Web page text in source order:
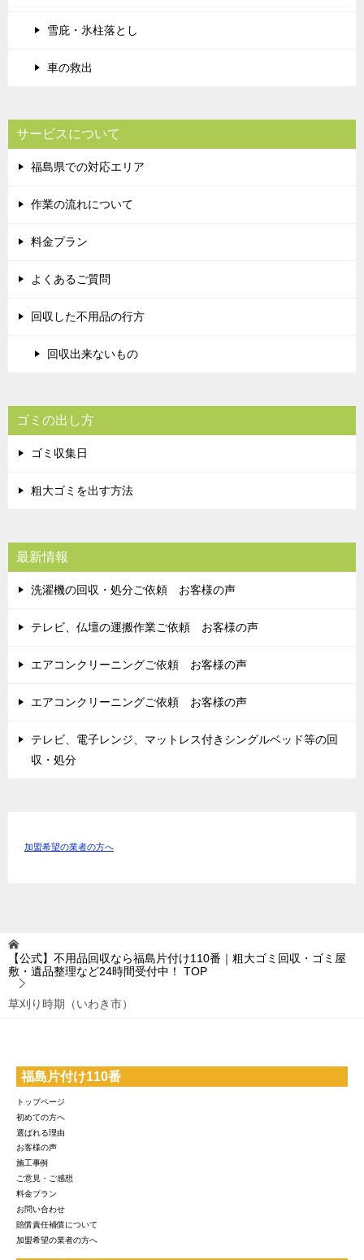
雪庇・氷柱落とし
車の救出
サービスについて
福島県での対応エリア
作業の流れについて
料金プラン
よくあるご質問
回収した不用品の行方
回収出来ないもの
ゴミの出し方
ゴミ収集日
粗大ゴミを出す方法
最新情報
洗濯機の回収・処分ご依頼 お客様の声
テレビ、仏壇の運搬作業ご依頼 お客様の声
エアコンクリーニングご依頼 お客様の声
エアコンクリーニングご依頼 お客様の声
テレビ、電子レンジ、マットレス付きシングルベッド等の回
収・処分
加盟希望の業者の方へ
【公式】不用品回収なら福島片付け110番｜粗大ゴミ回収・ゴミ屋
敷・遺品整理など24時間受付中！
TOP
草刈り時期（いわき市）
福島片付け110番
トップページ
初めての方へ
選ばれる理由
お客様の声
施工事例
ご意見・ご感想
料金プラン
お問い合わせ
賠償責任補償について
加盟希望の業者の方へ